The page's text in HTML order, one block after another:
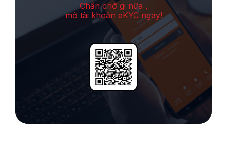
Chần chờ gi nữa ,
mở tài khoản eKYC ngay!